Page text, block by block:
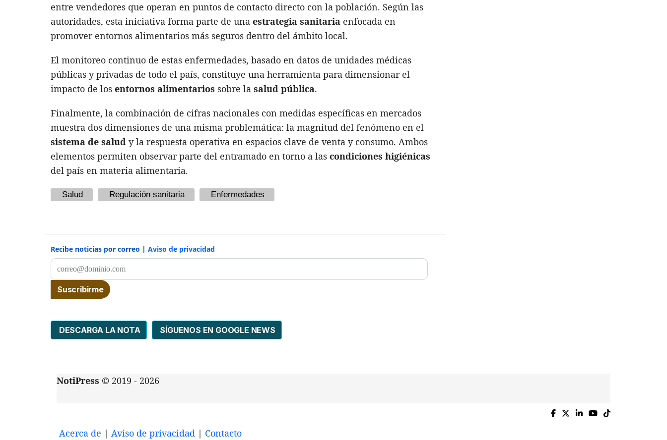
entre vendedores que operan en puntos de contacto directo con la población. Según las
autoridades, esta iniciativa forma parte de una estrategia sanitaria enfocada en
promover entornos alimentarios más seguros dentro del ámbito local.
El monitoreo continuo de estas enfermedades, basado en datos de unidades médicas
públicas y privadas de todo el país, constituye una herramienta para dimensionar el
impacto de los entornos alimentarios sobre la salud pública.
Finalmente, la combinación de cifras nacionales con medidas específicas en mercados
muestra dos dimensiones de una misma problemática: la magnitud del fenómeno en el
sistema de salud y la respuesta operativa en espacios clave de venta y consumo. Ambos
elementos permiten observar parte del entramado en torno a las condiciones higiénicas
del país en materia alimentaria.
Salud Regulación sanitaria Enfermedades
Recibe noticias por correo | Aviso de privacidad
DESCARGA LA NOTA SÍGUENOS EN GOOGLE NEWS
NotiPress © 2019 - 2026
Acerca de | Aviso de privacidad | Contacto